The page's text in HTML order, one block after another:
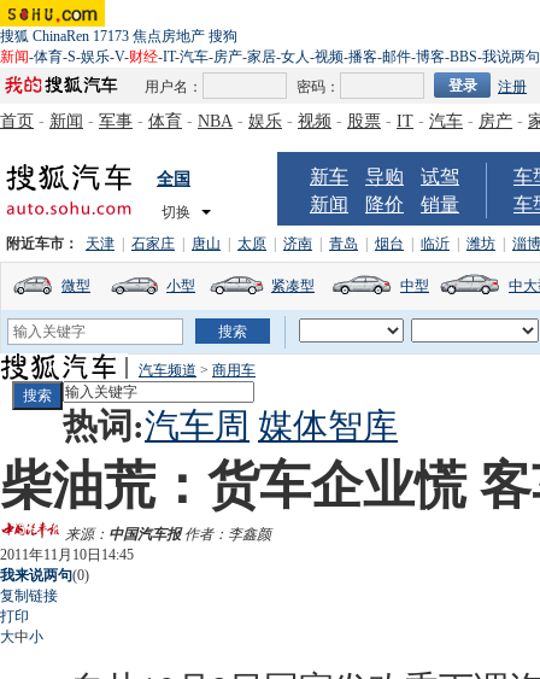
搜狐 ChinaRen 17173 焦点房地产 搜狗
新闻-体育-S-娱乐-V-财经-IT-汽车-房产-家居-女人-视频-播客-邮件-博客-BBS-我说两句
用户名：
密码： 注册
首页 - 新闻 - 军事 - 体育 - NBA - 娱乐 - 视频 - 股票 - IT - 汽车 - 房产 -
全国
切换
新车 导购
试驾
新闻
降价 销量
车
车
附近车市： 天津 石家庄 唐山 太原 济南 青岛 烟台 临沂 潍坊 淄博
微型 小型 紧凑型 中型 中
汽车频道 > 商用车
热词:汽车周 媒体智库
柴油荒：货车企业慌
来源： 中国汽车报作者：李鑫颜
2011年11月10日14:45
我来说两句(0)
复制链接
打印
大中小